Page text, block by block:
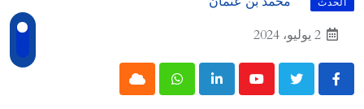
2 يوليو، 2024
Youtube
LinkedIn
Whatsapp
Cloud